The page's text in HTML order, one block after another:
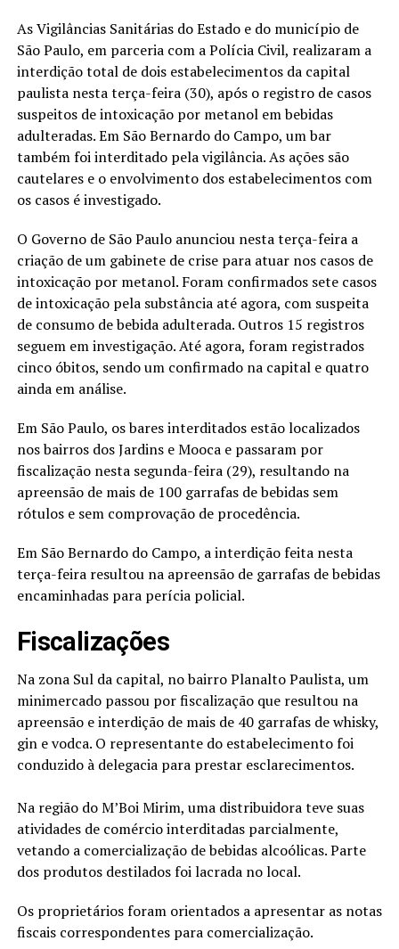
As Vigilâncias Sanitárias do Estado e do município de
São Paulo, em parceria com a Polícia Civil, realizaram a
interdição total de dois estabelecimentos da capital
paulista nesta terça-feira (30), após o registro de casos
suspeitos de intoxicação por metanol em bebidas
adulteradas. Em São Bernardo do Campo, um bar
também foi interditado pela vigilância. As ações são
cautelares e o envolvimento dos estabelecimentos com
os casos é investigado.
O Governo de São Paulo anunciou nesta terça-feira a
criação de um gabinete de crise para atuar nos casos de
intoxicação por metanol. Foram confirmados sete casos
de intoxicação pela substância até agora, com suspeita
de consumo de bebida adulterada. Outros 15 registros
seguem em investigação. Até agora, foram registrados
cinco óbitos, sendo um confirmado na capital e quatro
ainda em análise.
Em São Paulo, os bares interditados estão localizados
nos bairros dos Jardins e Mooca e passaram por
fiscalização nesta segunda-feira (29), resultando na
apreensão de mais de 100 garrafas de bebidas sem
rótulos e sem comprovação de procedência.
Em São Bernardo do Campo, a interdição feita nesta
terça-feira resultou na apreensão de garrafas de bebidas
encaminhadas para perícia policial.
Fiscalizações
Na zona Sul da capital, no bairro Planalto Paulista, um
minimercado passou por fiscalização que resultou na
apreensão e interdição de mais de 40 garrafas de whisky,
gin e vodca. O representante do estabelecimento foi
conduzido à delegacia para prestar esclarecimentos.
Na região do M’Boi Mirim, uma distribuidora teve suas
atividades de comércio interditadas parcialmente,
vetando a comercialização de bebidas alcoólicas. Parte
dos produtos destilados foi lacrada no local.
Os proprietários foram orientados a apresentar as notas
fiscais correspondentes para comercialização.